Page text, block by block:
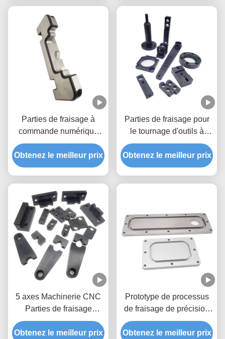
Parties de fraisage à
commande numérique
sur mesure Fabricants de
pièces métalliques de
flexion Parties de fraisage
Obtenez le meilleur prix
Parties de fraisage pour
le tournage d'outils à
commande numérique
Obtenez le meilleur prix
5 axes Machinerie CNC
Parties de fraisage
Importeurs Prototype de
fraisage CNC
Obtenez le meilleur prix
Prototype de processus
de fraisage de précision
par CNC
Obtenez le meilleur prix